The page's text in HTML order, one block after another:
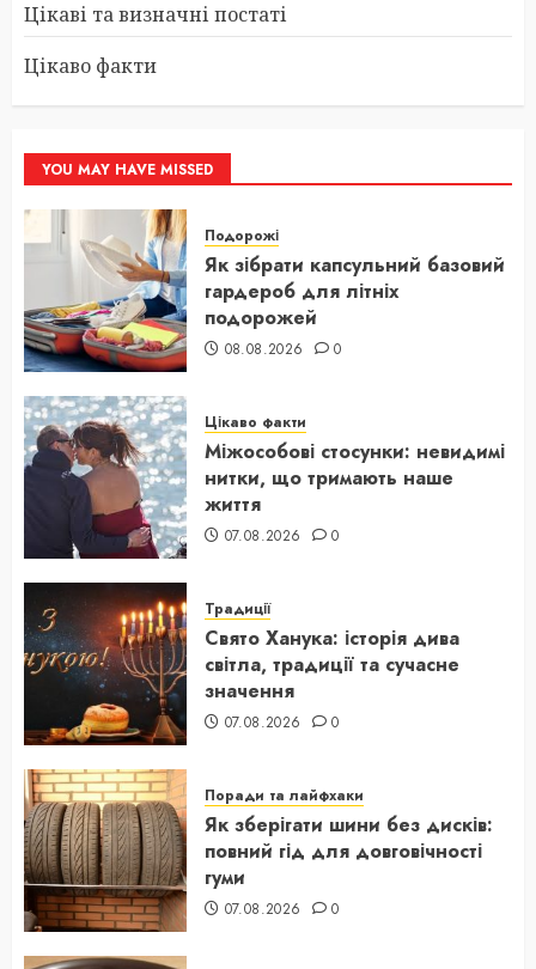
Цікаві та визначні постаті
Цікаво факти
YOU MAY HAVE MISSED
Подорожі
Як зібрати капсульний базовий
гардероб для літніх
подорожей
08.08.2026 0
Цікаво факти
Міжособові стосунки: невидимі
нитки, що тримають наше
життя
07.08.2026 0
Традиції
Свято Ханука: історія дива
світла, традиції та сучасне
значення
07.08.2026 0
Поради та лайфхаки
Як зберігати шини без дисків:
повний гід для довговічності
гуми
07.08.2026 0